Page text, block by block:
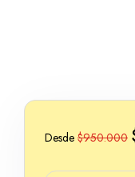
Desde $950.000